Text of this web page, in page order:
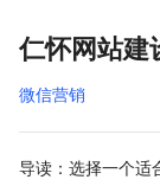
仁怀网站建
微信营销
导读：选择一个适